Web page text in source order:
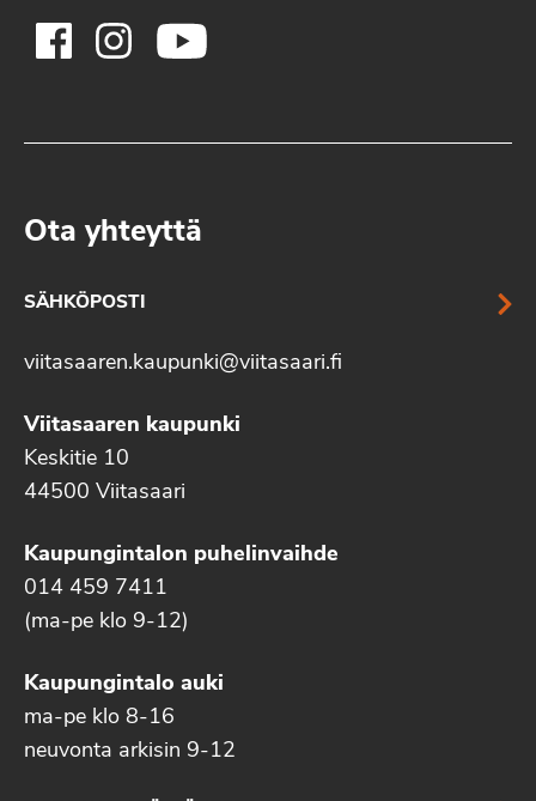
Ota yhteyttä
SÄHKÖPOSTI
viitasaaren.kaupunki@viitasaari.fi
Viitasaaren kaupunki
Keskitie 10
44500 Viitasaari
Kaupungintalon puhelinvaihde
014 459 7411
(ma-pe klo 9-12)
Kaupungintalo auki
ma-pe klo 8-16
neuvonta arkisin 9-12